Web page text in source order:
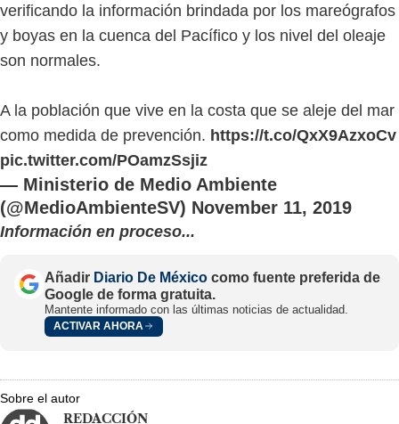
verificando la información brindada por los mareógrafos
y boyas en la cuenca del Pacífico y los nivel del oleaje
son normales.
A la población que vive en la costa que se aleje del mar
como medida de prevención. https://t.co/QxX9AzxoCv
pic.twitter.com/POamzSsjiz
— Ministerio de Medio Ambiente
(@MedioAmbienteSV) November 11, 2019
Información en proceso...
Añadir Diario De México como fuente preferida de
Google de forma gratuita.
Mantente informado con las últimas noticias de actualidad.
ACTIVAR AHORA
Sobre el autor
REDACCIÓN